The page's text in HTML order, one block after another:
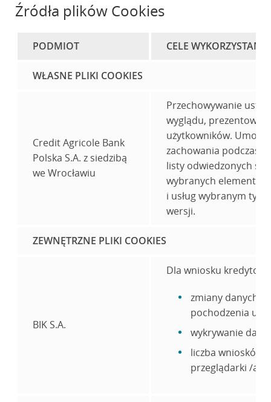
Źródła plików Cookies
PODMIOT CELE
WŁASNE PLIKI COOKIES
Credit Agricole Bank
Polska S.A. z siedzibą
we Wrocławiu
Przechowywanie
wyglądu,
użytkowników.
zachowania podczas
listy odwiedzonych
wybranych
i usług wybranym
wersji.
ZEWNĘTRZNE PLIKI COOKIES
BIK S.A.
Dla wniosku
zmiany danych,
pochodzenia
wykrywanie
liczba wniosków
przeglądarki /